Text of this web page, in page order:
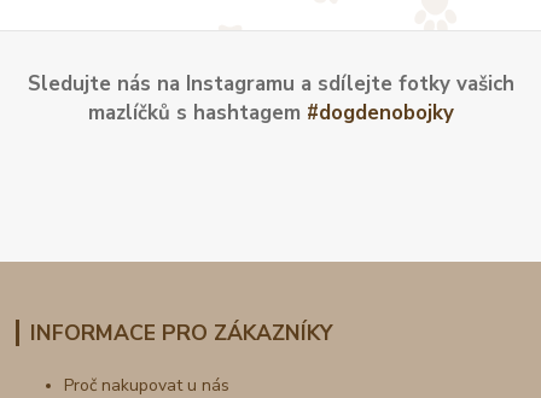
Sledujte nás na Instagramu a sdílejte fotky vašich
mazlíčků s hashtagem #dogdenobojky
INFORMACE PRO ZÁKAZNÍKY
Proč nakupovat u nás